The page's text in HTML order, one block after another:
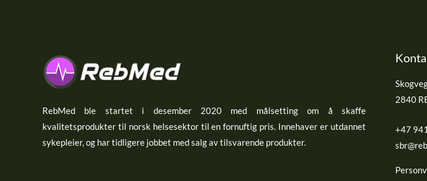
RebMed ble startet i desember 2020 med målsetting om å skaffe
kvalitetsprodukter til norsk helsesektor til en fornuftig pris. Innehaver er utdannet
sykepleier, og har tidligere jobbet med salg av tilsvarende produkter.
2840
+47